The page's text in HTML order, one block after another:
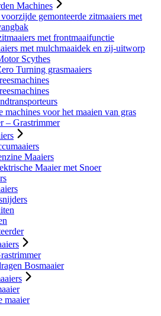
Machines
gemonteerde zitmaaiers met
met frontmaaifunctie
met mulchmaaidek en zij-uitworp
Scythes
Turning grasmaaiers
machines voor het maaien van gras
– Grastrimmer
Maaiers
Maaier met Snoer
Bosmaaier
maaier